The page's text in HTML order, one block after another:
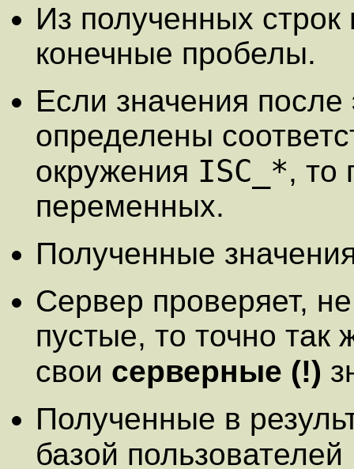
Из полученных
конечные пробелы.
Если значения после
определены
окружения ISC_*, то
переменных.
Полученные
Сервер проверяет,
пустые, то точно так
свои серверные (!)
Полученные в
базой пользователей